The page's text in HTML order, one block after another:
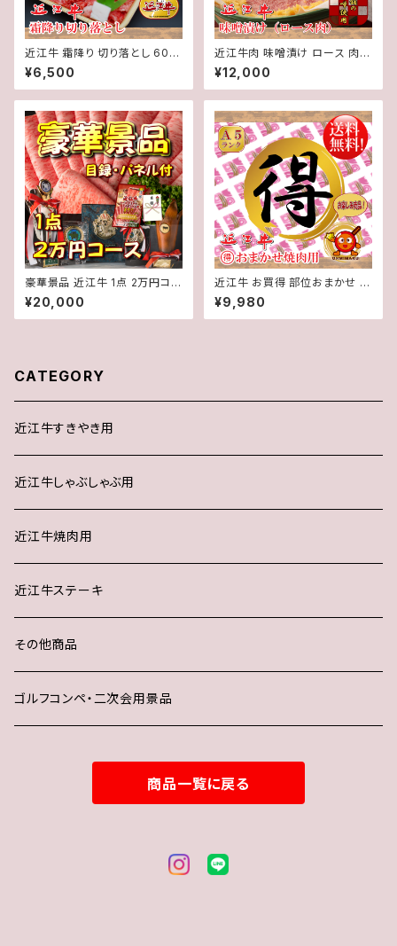
近江牛 霜降り 切り落とし 600
g【 冷蔵 】 A５ 「 認定 」近江牛
★ 送料無料 ★※一部地域を除
く
¥6,500
近江牛肉 味噌漬け ロース 肉 4
00g入り【 冷蔵 】 A５ 「 認定 」
近江牛★ 送料無料 ★※一部地
域を除く
¥12,000
豪華景品 近江牛 1点 2万円コー
ス 目録・パネル付き ゴルフコン
ペ 二次会 イベント
¥20,000
近江牛 お買得 部位おまかせ 焼
肉 用（3～4人前）700g【 冷蔵
】 A５ 「 認定 」近江牛☆ 焼肉の
タレ 凛 付き☆★ 送料無料 ★※
¥9,980
CATEGORY
近江牛すきやき用
近江牛しゃぶしゃぶ用
近江牛焼肉用
近江牛ステーキ
その他商品
ゴルフコンペ・二次会用景品
商品一覧に戻る